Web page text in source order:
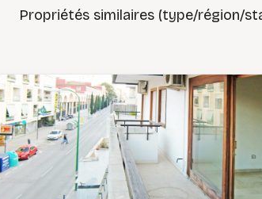
Propriétés similaires (type/région/